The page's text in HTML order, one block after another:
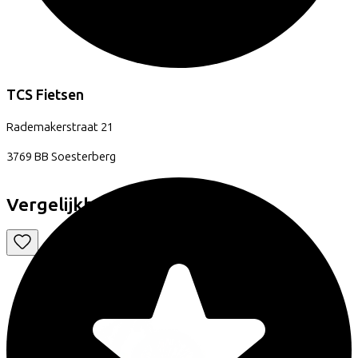
TCS Fietsen
Rademakerstraat 21
3769 BB Soesterberg
Vergelijkbare fietsen